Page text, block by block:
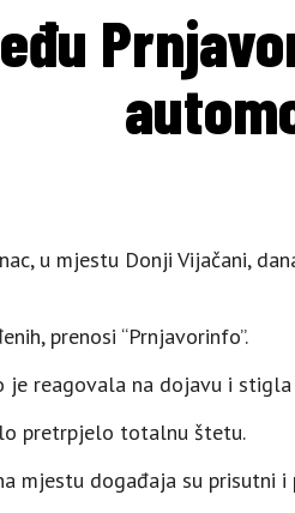
u mjestu Donji Vijačani,
prenosi “Prnjavorinfo”.
je reagovala na dojavu i
pretrpjelo totalnu štetu.
mjestu događaja su prisutni